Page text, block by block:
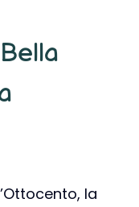
la